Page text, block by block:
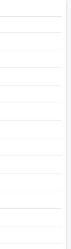
版txt欢迎登录万族卡牌
戏by